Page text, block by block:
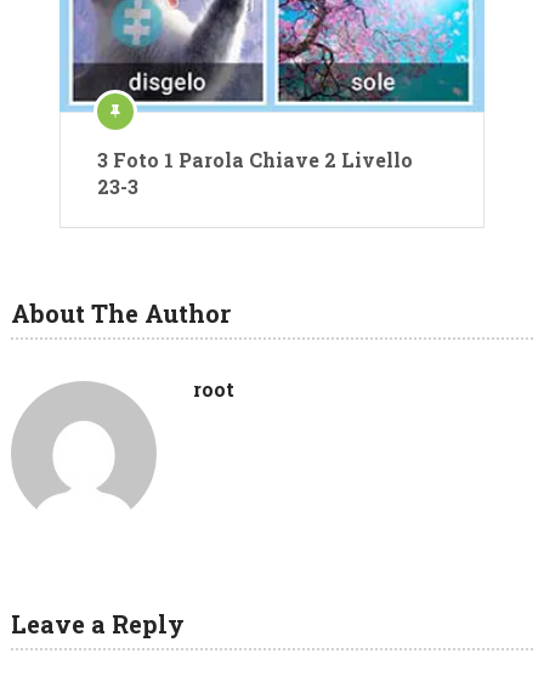
3 Foto 1 Parola Chiave 2 Livello
23-3
About The Author
root
Leave a Reply